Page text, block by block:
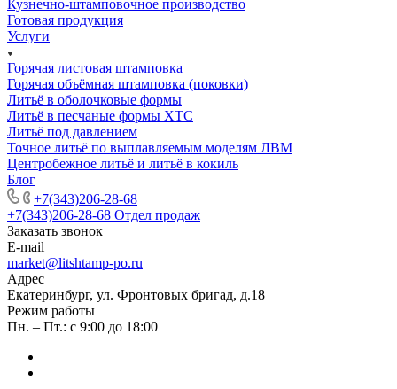
Кузнечно-штамповочное производство
Готовая продукция
Услуги
Горячая листовая штамповка
Горячая объёмная штамповка (поковки)
Литьё в оболочковые формы
Литьё в песчаные формы ХТС
Литьё под давлением
Точное литьё по выплавляемым моделям ЛВМ
Центробежное литьё и литьё в кокиль
Блог
+7(343)206-28-68
+7(343)206-28-68 Отдел продаж
Заказать звонок
E-mail
market@litshtamp-po.ru
Адрес
Екатеринбург, ул. Фронтовых бригад, д.18
Режим работы
Пн. – Пт.: с 9:00 до 18:00